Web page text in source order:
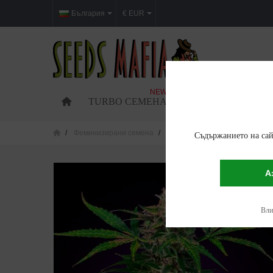
България € EUR
TURBO СЕМЕНА
NEW
ФЕМИНИЗИРАНИ
Gorilla Cake Feminized
Съдържанието на